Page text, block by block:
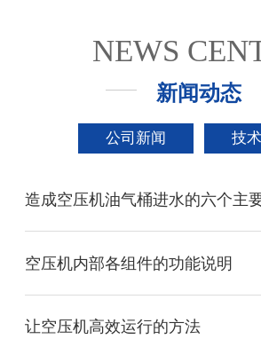
NEWS
新闻动态
公司新闻 技
空压机内部各组件的功能说明
让空压机高效运行的方法